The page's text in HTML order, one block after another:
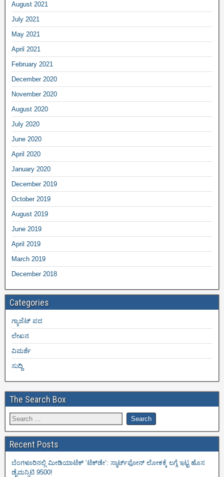
August 2021
July 2021
May 2021
April 2021
February 2021
December 2020
November 2020
August 2020
July 2020
June 2020
April 2020
January 2020
December 2019
October 2019
August 2019
June 2019
April 2019
March 2019
December 2018
Categories
ಗ್ಯಾಜೆಟ್ ಪದ
ಲೇಖನ
ವಿಮರ್ಶೆ
ಸುದ್ದಿ
The Search Box
Recent Posts
ಬೆಂಗಳೂರಿನಲ್ಲಿ ಮೀಡಿಯಾಟೆಕ್‌ ‘ಟೆಕ್‌ಡೇ’: ಸ್ಮಾರ್ಟ್‌ಫೋನ್ ಲೋಕಕ್ಕೆ ಲಗ್ಗೆ ಇಟ್ಟ ಹೊಸ
ಡೈಮನ್ಸಿಟಿ 9500!